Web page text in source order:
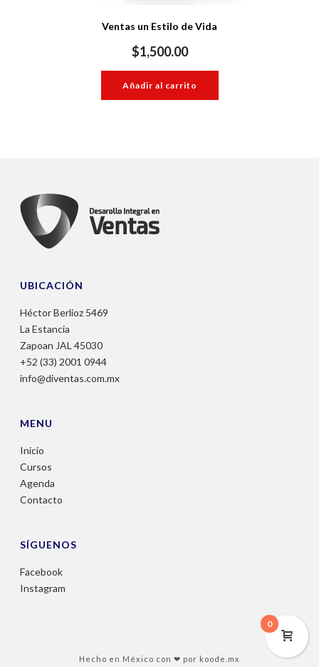
Ventas un Estilo de Vida
$1,500.00
Añadir al carrito
UBICACIÓN
Héctor Berlioz 5469
La Estancia
Zapoan JAL 45030
+52 (33) 2001 0944
info@diventas.com.mx
MENU
Inicio
Cursos
Agenda
Contacto
SÍGUENOS
Facebook
Instagram
Hecho en México con ❤ por koode.mx
0